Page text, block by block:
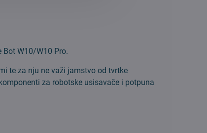
Bot W10/W10 Pro.
te za nju ne važi jamstvo od tvrtke
za robotske usisavače i potpuna